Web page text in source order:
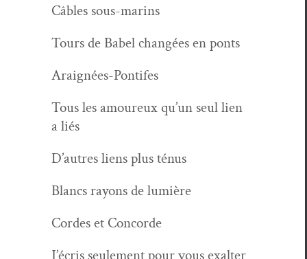
Câbles sous-marins
Tours de Babel changées en ponts
Araignées-Pon­tif­es
Tous les amoureux qu’un seul lien
a liés
D’autres liens plus ténus
Blancs rayons de lumière
Cordes et Concorde
J’écris seule­ment pour vous exalter